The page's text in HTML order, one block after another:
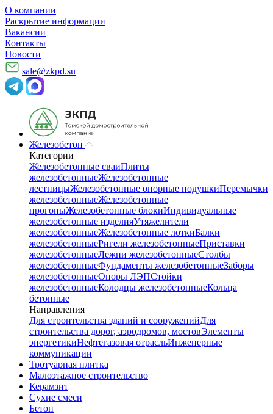
О компании
Раскрытие информации
Вакансии
Контакты
Новости
sale@zkpd.su
Железобетон
Категории
Железобетонные сваиПлиты
железобетонныеЖелезобетонные
лестницыЖелезобетонные опорные подушкиПеремычки
железобетонныеЖелезобетонные
прогоныЖелезобетонные блокиИндивидуальные
железобетонные изделияУтяжелители
железобетонныеЖелезобетонные лоткиБалки
железобетонныеРигели железобетонныеПриставки
железобетонныеЛежни железобетонныеСтолбы
железобетонныеФундаменты железобетонныеЗаборы
железобетонныеОпоры ЛЭПСтойки
железобетонныеКолодцы железобетонныеКольца
бетонные
Направления
Для строительства зданий и сооруженийДля
строительства дорог, аэродромов, мостовЭлементы
энергетикиНефтегазовая отрасльИнженерные
коммуникации
Тротуарная плитка
Малоэтажное строительство
Керамзит
Сухие смеси
Бетон